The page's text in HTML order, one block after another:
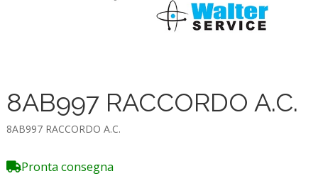
8AB997 RACCORDO A.C.
8AB997 RACCORDO A.C.
Pronta consegna